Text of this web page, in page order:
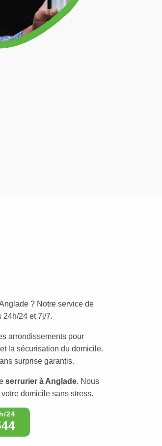
? Notre service de
24h/24 et 7j/7.
arrondissements pour
la sécurisation du domicile.
surprise garantis.
serrurier à Anglade. Nous
domicile sans stress.